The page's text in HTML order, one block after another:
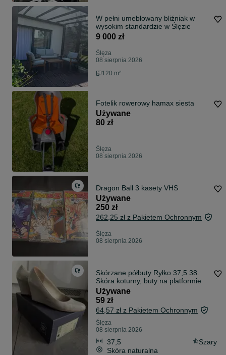
W pełni umeblowany bliźniak w
wysokim standardzie w Ślęzie
9 000 zł
Ślęza
08 sierpnia 2026
120 m²
Fotelik rowerowy hamax siesta
Używane
80 zł
Ślęza
08 sierpnia 2026
Dragon Ball 3 kasety VHS
Używane
250 zł
262,25 zł z Pakietem Ochronnym
Ślęza
08 sierpnia 2026
Skórzane półbuty Ryłko 37,5 38.
Skóra koturny, buty na platformie
Używane
59 zł
64,57 zł z Pakietem Ochronnym
Ślęza
08 sierpnia 2026
37,5
Szary
Skóra naturalna